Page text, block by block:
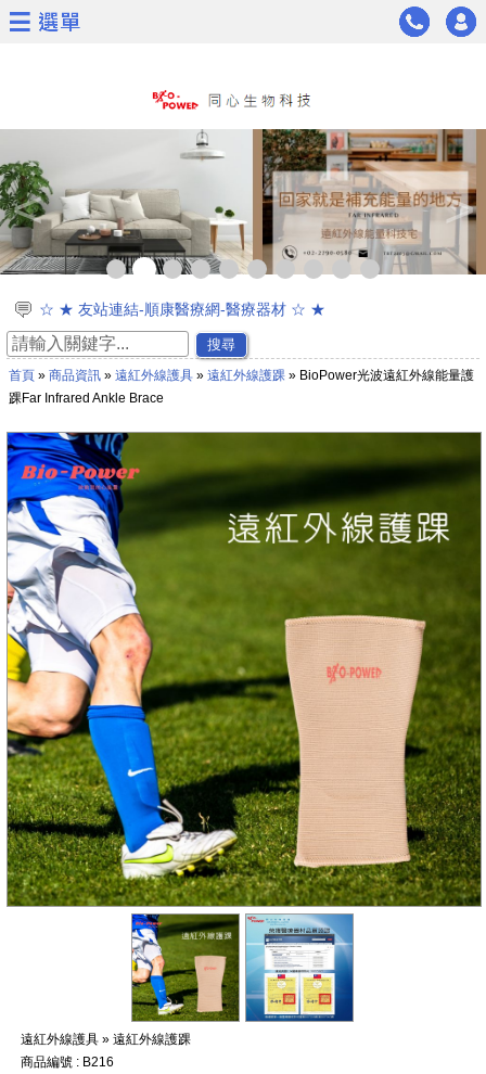
< >
☆ ★ 友站連結-順康醫療網-醫療器材 ☆ ★
☆ ★ 通過美國FDA與臺灣衛福部第一級醫療器材認證 ☆ ★
☆ ★新品上市☆ ★遠紅外線太赫茲波能量科技木地板
☆ ★~~慶祝同心生物科技通過日本太赫茲波專利認證~~★☆
☆通過專利證書★能量茶葉及能量茶包★遠紅外線能量面膜
☆ ★網路商城開放購物功能囉^^~~ ☆ ★
☆同心生技遠紅外線通過23項專利證書☆ ★
搜尋
首頁» 商品資訊» 遠紅外線護具» 遠紅外線護踝» BioPower光波遠紅外線能量護
踝Far Infrared Ankle Brace
遠紅外線護具 » 遠紅外線護踝
商品編號 : B216